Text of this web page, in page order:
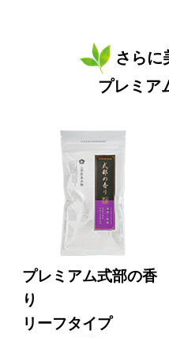
さらに
プレミア
プレミアム式部の香
り
リーフタイプ